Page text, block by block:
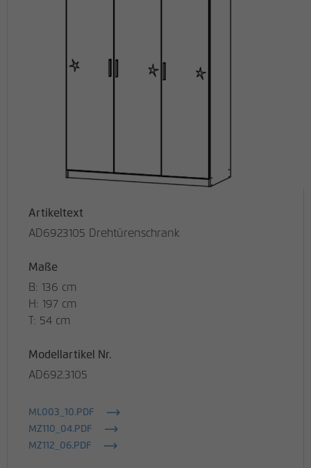
Artikeltext
AD6923105 Drehtürenschrank
Maße
B: 136 cm
H: 197 cm
T: 54 cm
Modellartikel Nr.
AD692.3105
ML003_10.PDF
MZ110_04.PDF
MZ112_06.PDF